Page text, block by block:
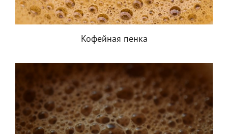
Кофейная пенка